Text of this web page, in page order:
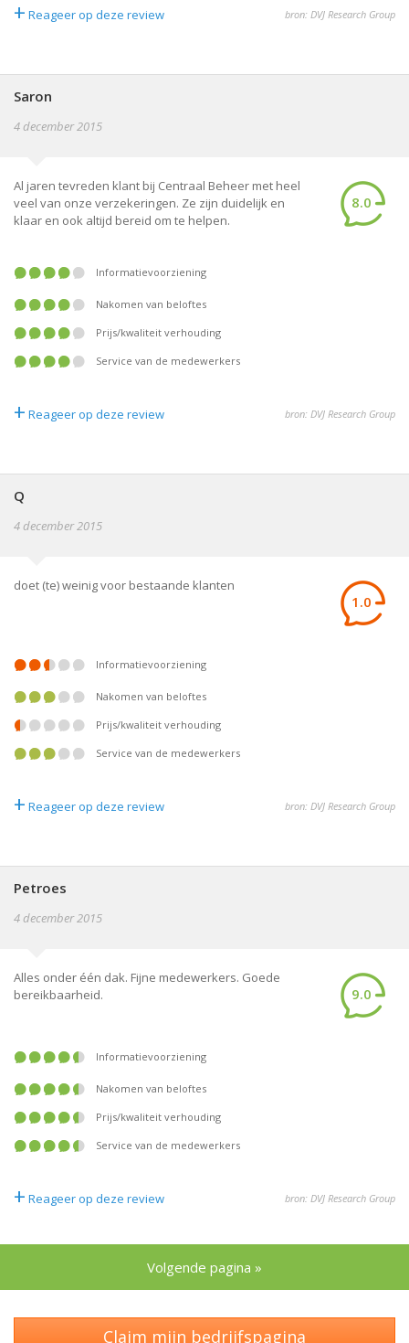
+ Reageer op deze review bron: DVJ Research Group
Saron
4 december 2015
Al jaren tevreden klant bij Centraal Beheer met heel
veel van onze verzekeringen. Ze zijn duidelijk en
klaar en ook altijd bereid om te helpen.
8.0
informatievoorziening
nakomen van beloftes
prijs/kwaliteit verhouding
service van de medewerkers
+ Reageer op deze review bron: DVJ Research Group
Q
4 december 2015
doet (te) weinig voor bestaande klanten
1.0
informatievoorziening
nakomen van beloftes
prijs/kwaliteit verhouding
service van de medewerkers
+ Reageer op deze review bron: DVJ Research Group
Petroes
4 december 2015
Alles onder één dak. Fijne medewerkers. Goede
bereikbaarheid.
9.0
informatievoorziening
nakomen van beloftes
prijs/kwaliteit verhouding
service van de medewerkers
+ Reageer op deze review bron: DVJ Research Group
Volgende pagina »
Claim mijn bedrijfspagina